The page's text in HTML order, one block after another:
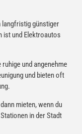
langfristig günstiger
ist und Elektroautos
und angenehme
und bieten oft
mieten, wenn du
in der Stadt